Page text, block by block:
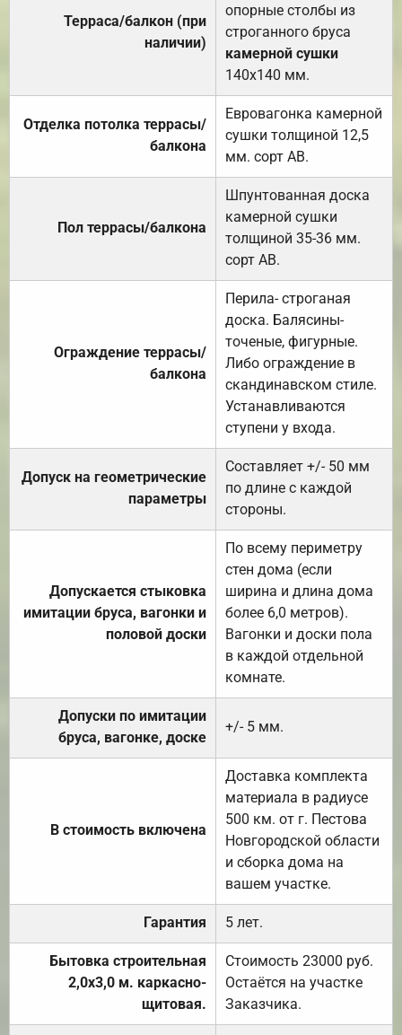
Терраса/балкон (при
наличии)
опорные столбы из
строганного бруса
камерной сушки
140х140 мм.
Отделка потолка террасы/
балкона
Евровагонка камерной
сушки толщиной 12,5
мм. сорт АВ.
Пол террасы/балкона
Шпунтованная доска
камерной сушки
толщиной 35-36 мм.
сорт АВ.
Ограждение террасы/
балкона
Перила- строганая
доска. Балясины-
точеные, фигурные.
Либо ограждение в
скандинавском стиле.
Устанавливаются
ступени у входа.
Допуск на геометрические
параметры
Составляет +/- 50 мм
по длине с каждой
стороны.
Допускается стыковка
имитации бруса, вагонки и
половой доски
По всему периметру
стен дома (если
ширина и длина дома
более 6,0 метров).
Вагонки и доски пола
в каждой отдельной
комнате.
Допуски по имитации
бруса, вагонке, доске
+/- 5 мм.
В стоимость включена
Доставка комплекта
материала в радиусе
500 км. от г. Пестова
Новгородской области
и сборка дома на
вашем участке.
Гарантия 5 лет.
Бытовка строительная
2,0х3,0 м. каркасно-
щитовая.
Стоимость 23000 руб.
Остаётся на участке
Заказчика.